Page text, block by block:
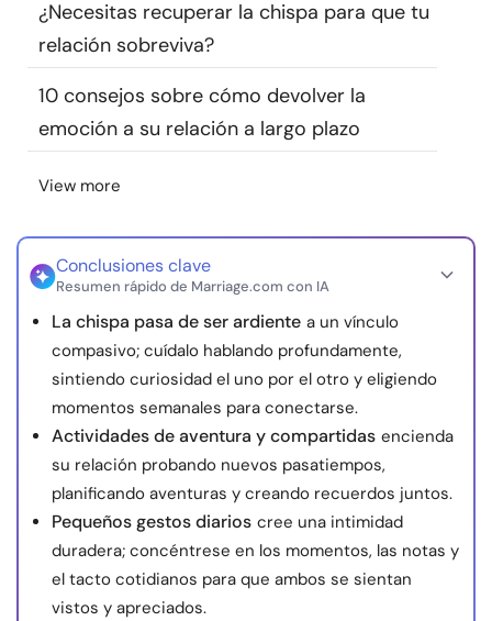
Idioma
Sobre nosotros Contáctanos Escríbenos
Publicidad con
¿Necesitas recuperar la chispa para que tu
relación sobreviva?
10 consejos sobre cómo devolver la
emoción a su relación a largo plazo
View more
Conclusiones clave
Resumen rápido de Marriage.com con IA
La chispa pasa de ser ardiente a un vínculo
compasivo; cuídalo hablando profundamente,
sintiendo curiosidad el uno por el otro y eligiendo
momentos semanales para conectarse.
Actividades de aventura y compartidas encienda
su relación probando nuevos pasatiempos,
planificando aventuras y creando recuerdos juntos.
Pequeños gestos diarios cree una intimidad
duradera; concéntrese en los momentos, las notas y
el tacto cotidianos para que ambos se sientan
vistos y apreciados.